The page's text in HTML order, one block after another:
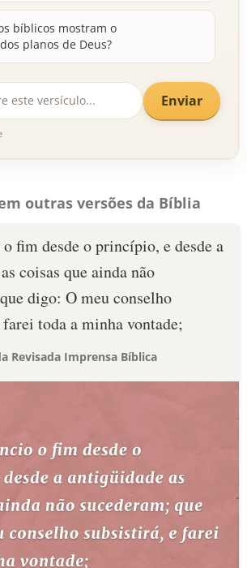
bíblicos mostram o
planos de Deus?
Enviar
outras versões da Bíblia
fim desde o princípio, e desde a
coisas que ainda não
digo: O meu conselho
toda a minha vontade;
Revisada Imprensa Bíblica